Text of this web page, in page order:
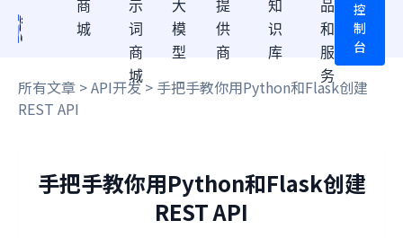
商
城
示
词
商
城
大
模
型
提
供
商
知
识
库
品
和
服
务
控
制
台
所有文章 >API开发> 手把手教你用Python和Flask创建
REST API
手把手教你用Python和Flask创建
REST API